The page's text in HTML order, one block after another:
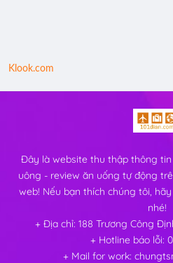
Klook.com
Đây là website thu thập thông
uông - review ăn uống tự động
web! Nếu bạn thích chúng tôi,
nhé!
+ Địa chỉ: 188 Trương Công
+ Hotline báo lỗi:
+ Mail for work: